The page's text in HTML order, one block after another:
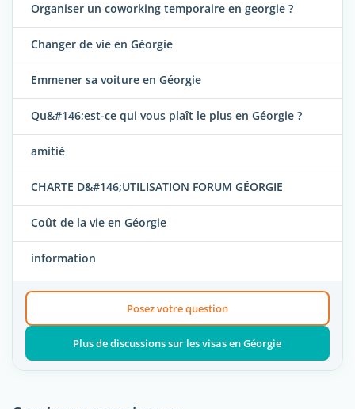
Organiser un coworking temporaire en georgie ?
Changer de vie en Géorgie
Emmener sa voiture en Géorgie
Qu&#146;est-ce qui vous plaît le plus en Géorgie ?
amitié
CHARTE D&#146;UTILISATION FORUM GÉORGIE
Coût de la vie en Géorgie
information
Posez votre question
Plus de discussions sur les visas en Géorgie